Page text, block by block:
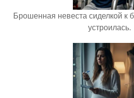
Брошенная невеста сиделкой к
устроилась.